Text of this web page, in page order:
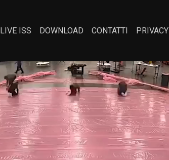
LIVE ISS DOWNLOAD CONTATTI PRIVACY